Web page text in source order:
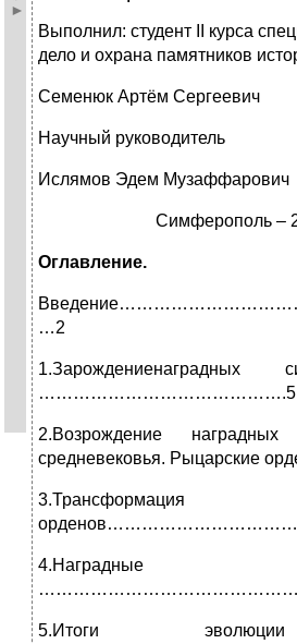
Выполнил: студент II курса
дело и охрана памятников
Семенюк Артём Сергеевич
Научный руководитель
Ислямов Эдем Музаффарович
Симферополь –
Оглавление.
…2
…………………………………….5
2.Возрождение
средневековья. Рыцарские
4.Наградные
5.Итоги